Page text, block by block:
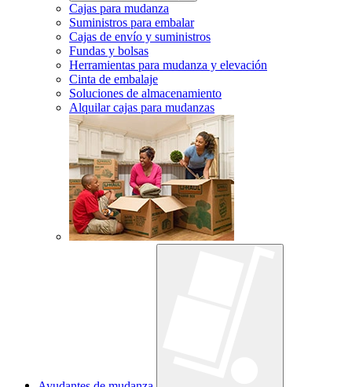
Cajas para mudanza
Suministros para embalar
Cajas de envío y suministros
Fundas y bolsas
Herramientas para mudanza y elevación
Cinta de embalaje
Soluciones de almacenamiento
Alquilar cajas para mudanzas